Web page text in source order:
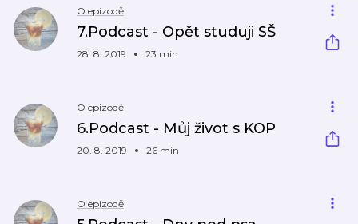
O epizodě
7.Podcast - Opět studuji SŠ
28. 8. 2019 23 min
O epizodě
6.Podcast - Můj život s KOP
20. 8. 2019 26 min
O epizodě